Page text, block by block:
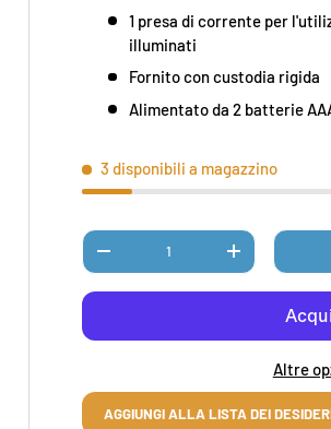
1 presa di corrente per
illuminati
Fornito con custodia rigida
Alimentato da 2 batterie
3 disponibili a magazzino
Q.tà
DIMINUIRE LA QUANTITÀAUMENTA LA
Altre
AGGIUNGI ALLA LISTA DEI